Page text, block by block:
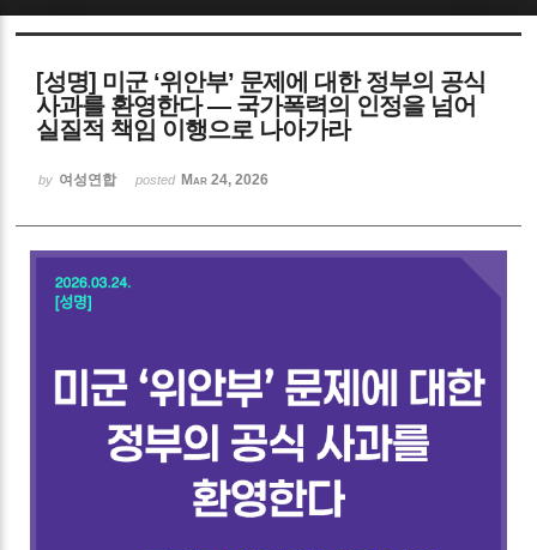
[성명] 미군 ‘위안부’ 문제에 대한 정부의 공식
사과를 환영한다 ― 국가폭력의 인정을 넘어
실질적 책임 이행으로 나아가라
by 여성연합 posted Mar 24, 2026
Sketchbook5, 스케치북5
Sketchbook5, 스케치북5